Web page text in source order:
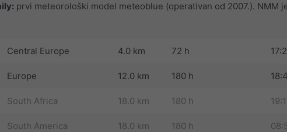
prvi meteorološki model meteoblue (operativan od 2007.).
Central Europe 4.0 km 72 h
Europe 12.0 km 180 h
South Africa 18.0 km 180 h
South America 18.0 km 180 h